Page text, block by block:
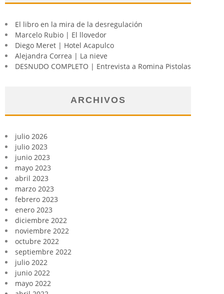
El libro en la mira de la desregulación
Marcelo Rubio | El llovedor
Diego Meret | Hotel Acapulco
Alejandra Correa | La nieve
DESNUDO COMPLETO | Entrevista a Romina Pistolas
ARCHIVOS
julio 2026
julio 2023
junio 2023
mayo 2023
abril 2023
marzo 2023
febrero 2023
enero 2023
diciembre 2022
noviembre 2022
octubre 2022
septiembre 2022
julio 2022
junio 2022
mayo 2022